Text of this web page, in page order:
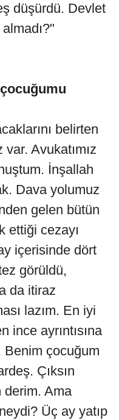
düşürdü. Devlet
belirten
Avukatımız
İnşallah
Dava yolumuz
gelen bütün
ettiği cezayı
içerisinde dört
görüldü,
da itiraz
lazım. En iyi
ince ayrıntısına
Benim çocuğum
Çıksın
derim. Ama
Üç ay yatıp